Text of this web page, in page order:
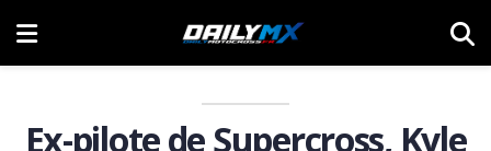
Ex-pilote de Supercross, Kyle